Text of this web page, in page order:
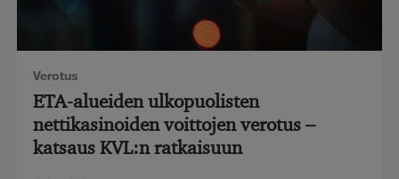
Verotus
ETA-alueiden ulkopuolisten
nettikasinoiden voittojen verotus –
katsaus KVL:n ratkaisuun